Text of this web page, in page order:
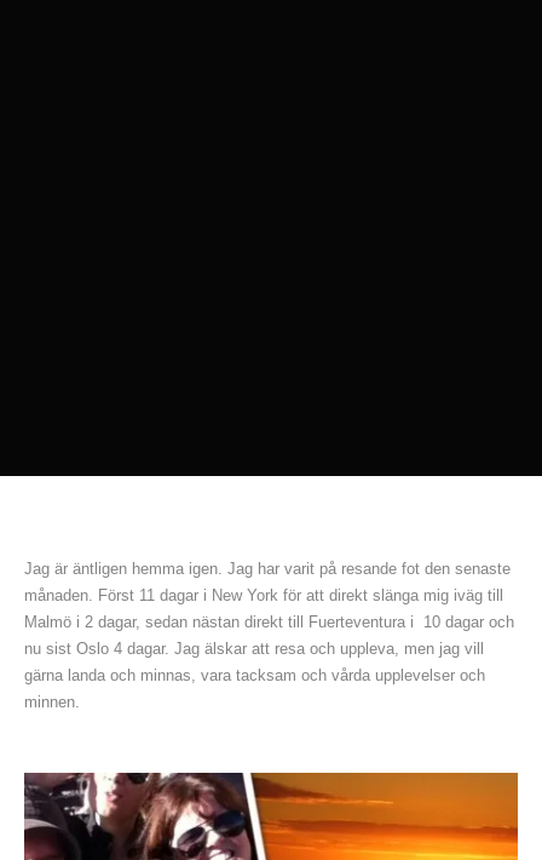
Jag är äntligen hemma igen. Jag har varit på resande fot den senaste
månaden. Först 11 dagar i New York för att direkt slänga mig iväg till
Malmö i 2 dagar, sedan nästan direkt till Fuerteventura i 10 dagar och
nu sist Oslo 4 dagar. Jag älskar att resa och uppleva, men jag vill
gärna landa och minnas, vara tacksam och vårda upplevelser och
minnen.